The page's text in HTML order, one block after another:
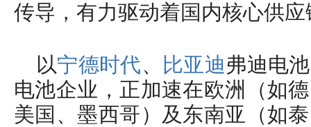
传导，有力驱动着国内核心供
以宁德时代、 比亚迪弗迪电
电池企业，正加速在欧洲（如
美国、墨西哥）及东南亚（如